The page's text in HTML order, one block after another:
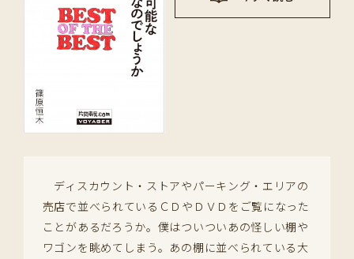
ディスカウント・ストアやパーキング・エリアの
売店で並べられているＣＤやＤＶＤをご覧になった
ことがあるだろうか。僕はついついあの怪しい棚や
ワゴンを眺めてしまう。あの棚に並べられている大